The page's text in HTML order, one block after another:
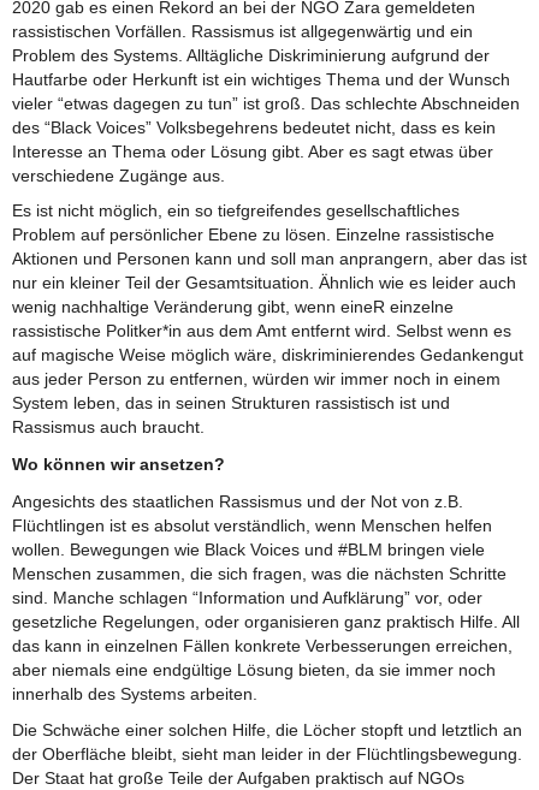
2020 gab es einen Rekord an bei der NGO Zara gemeldeten
rassistischen Vorfällen. Rassismus ist allgegenwärtig und ein
Problem des Systems. Alltägliche Diskriminierung aufgrund der
Hautfarbe oder Herkunft ist ein wichtiges Thema und der Wunsch
vieler “etwas dagegen zu tun” ist groß. Das schlechte Abschneiden
des “Black Voices” Volksbegehrens bedeutet nicht, dass es kein
Interesse an Thema oder Lösung gibt. Aber es sagt etwas über
verschiedene Zugänge aus.
Es ist nicht möglich, ein so tiefgreifendes gesellschaftliches
Problem auf persönlicher Ebene zu lösen. Einzelne rassistische
Aktionen und Personen kann und soll man anprangern, aber das ist
nur ein kleiner Teil der Gesamtsituation. Ähnlich wie es leider auch
wenig nachhaltige Veränderung gibt, wenn eineR einzelne
rassistische Politker*in aus dem Amt entfernt wird. Selbst wenn es
auf magische Weise möglich wäre, diskriminierendes Gedankengut
aus jeder Person zu entfernen, würden wir immer noch in einem
System leben, das in seinen Strukturen rassistisch ist und
Rassismus auch braucht.
Wo können wir ansetzen?
Angesichts des staatlichen Rassismus und der Not von z.B.
Flüchtlingen ist es absolut verständlich, wenn Menschen helfen
wollen. Bewegungen wie Black Voices und #BLM bringen viele
Menschen zusammen, die sich fragen, was die nächsten Schritte
sind. Manche schlagen “Information und Aufklärung” vor, oder
gesetzliche Regelungen, oder organisieren ganz praktisch Hilfe. All
das kann in einzelnen Fällen konkrete Verbesserungen erreichen,
aber niemals eine endgültige Lösung bieten, da sie immer noch
innerhalb des Systems arbeiten.
Die Schwäche einer solchen Hilfe, die Löcher stopft und letztlich an
der Oberfläche bleibt, sieht man leider in der Flüchtlingsbewegung.
Der Staat hat große Teile der Aufgaben praktisch auf NGOs